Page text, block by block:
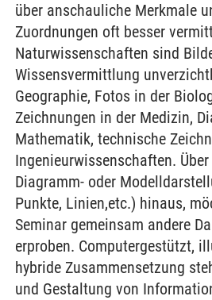
über anschauliche Merkmale
Zuordnungen oft besser
Naturwissenschaften sind
Wissensvermittlung
Geographie, Fotos in der
Zeichnungen in der Medizin,
Mathematik, technische
Ingenieurwissenschaften.
Diagramm- oder
Punkte, Linien,etc.) hinaus,
Seminar gemeinsam andere
erproben. Computergestützt,
hybride Zusammensetzung
und Gestaltung von